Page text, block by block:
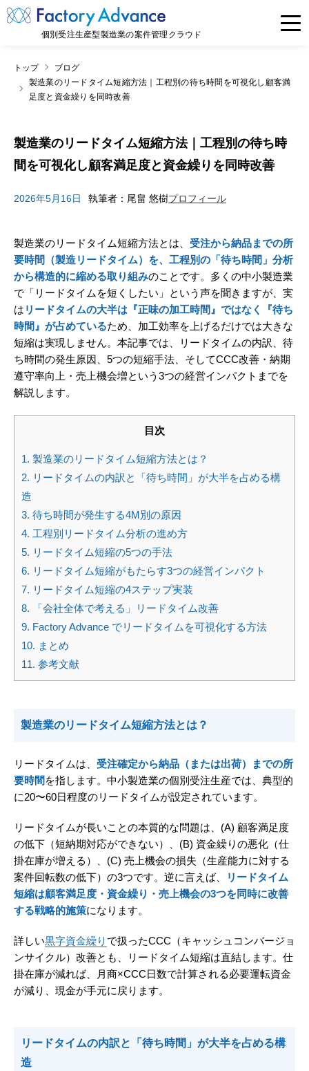
個別受注生産型製造業の案件管理クラウド
トップ
ブログ
製造業のリードタイム短縮方法｜工程別の待ち時間を可視化し顧客満
足度と資金繰りを同時改善
製造業のリードタイム短縮方法｜工程別の待ち時
間を可視化し顧客満足度と資金繰りを同時改善
2026年5月16日 執筆者：尾畠 悠樹プロフィール
製造業のリードタイム短縮方法とは、 受注から納品までの所
要時間（製造リードタイム）を、工程別の「待ち時間」分析
から構造的に縮める取り組みのことです。多くの中小製造業
で「リードタイムを短くしたい」という声を聞きますが、実
は リードタイムの大半は『正味の加工時間』ではなく『待ち
時間』が占めているため、加工効率を上げるだけでは大きな
短縮は実現しません。本記事では、リードタイムの内訳、待
ち時間の発生原因、5つの短縮手法、そしてCCC改善・納期
遵守率向上・売上機会増という3つの経営インパクトまでを
解説します。
目次
1. 製造業のリードタイム短縮方法とは？
2. リードタイムの内訳と「待ち時間」が大半を占める構
造
3. 待ち時間が発生する4M別の原因
4. 工程別リードタイム分析の進め方
5. リードタイム短縮の5つの手法
6. リードタイム短縮がもたらす3つの経営インパクト
7. リードタイム短縮の4ステップ実装
8. 「会社全体で考える」リードタイム改善
9. Factory Advance でリードタイムを可視化する方法
10. まとめ
11. 参考文献
製造業のリードタイム短縮方法とは？
リードタイムは、 受注確定から納品（または出荷）までの所
要時間 を指します。中小製造業の個別受注生産では、典型的
に20〜60日程度のリードタイムが設定されています。
リードタイムが長いことの本質的な問題は、(A) 顧客満足度
の低下（短納期対応ができない）、(B) 資金繰りの悪化（仕
掛在庫が増える）、(C) 売上機会の損失（生産能力に対する
案件回転数の低下）の3つです。逆に言えば、
リードタイム
短縮は顧客満足度・資金繰り・売上機会の3つを同時に改善
する戦略的施策になります。
詳しい黒字資金繰り で扱ったCCC（キャッシュコンバージョ
ンサイクル）改善とも、リードタイム短縮は直結します。仕
掛在庫が減れば、月商×CCC日数で計算される必要運転資金
が減り、現金が手元に戻ります。
リードタイムの内訳と「待ち時間」が大半を占める構
造